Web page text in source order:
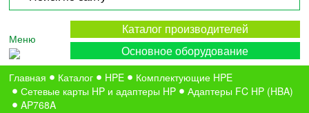
Меню
Каталог производителей
Основное оборудование
Главная Каталог HPE
Комплектующие HPE
Сетевые карты HP и адаптеры HP
Адаптеры FC HP (HBA)
AP768A